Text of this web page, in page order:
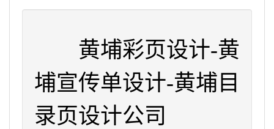
黄埔彩页设计-黄
埔宣传单设计-黄埔目
录页设计公司